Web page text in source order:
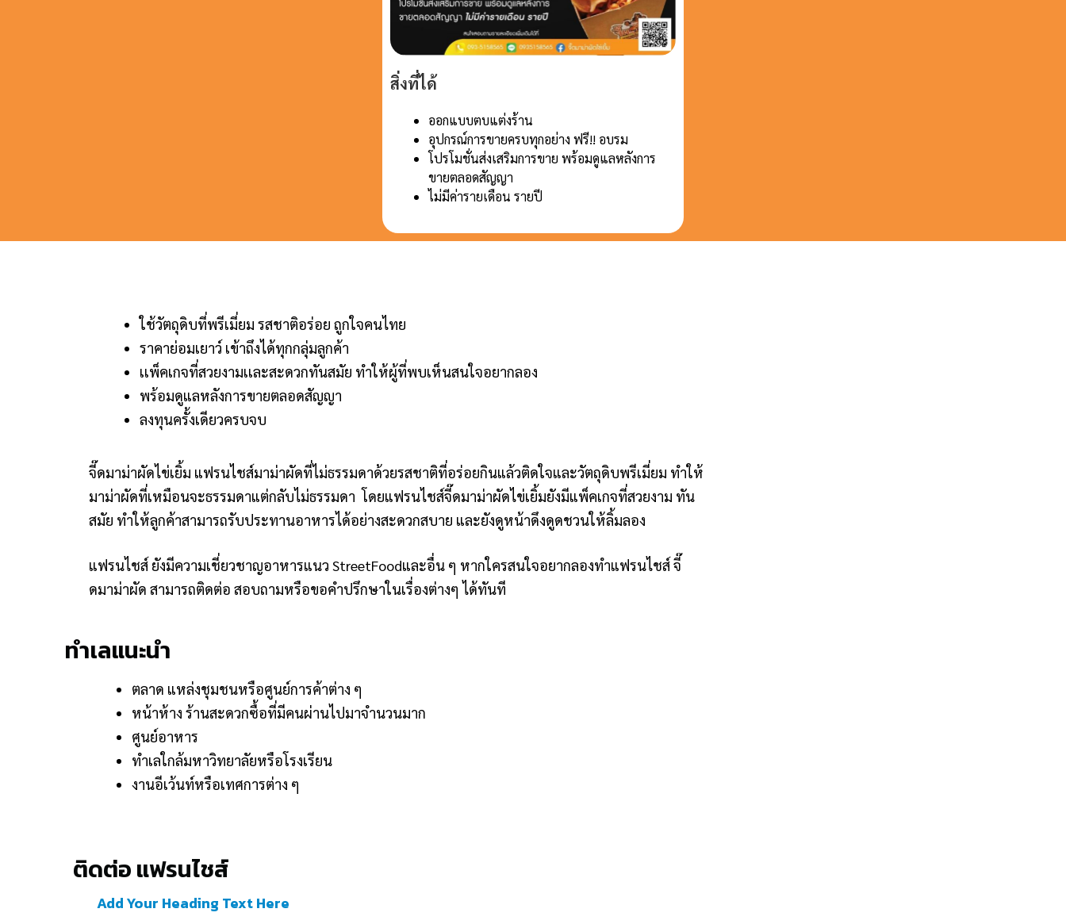
สิ่งที่ได้
ออกแบบตบแต่งร้าน
อุปกรณ์การขายครบทุกอย่าง ฟรี!! อบรม
โปรโมชั่นส่งเสริมการขาย พร้อมดูแลหลังการ
ขายตลอดสัญญา
ไม่มีค่ารายเดือน รายปี
ใช้วัตถุดิบที่พรีเมี่ยม รสชาติอร่อย ถูกใจคนไทย
ราคาย่อมเยาว์ เข้าถึงได้ทุกกลุ่มลูกค้า
เเพ็คเกจที่สวยงามเเละสะดวกทันสมัย ทำให้ผู้ที่พบเห็นสนใจอยากลอง
พร้อมดูแลหลังการขายตลอดสัญญา
ลงทุนครั้งเดียวครบจบ
จี๊ดมาม่าผัดไข่เยิ้ม แฟรนไชส์มาม่าผัดที่ไม่ธรรมดาด้วยรสชาติที่อร่อยกินแล้วติดใจและวัตถุดิบพรีเมี่ยม ทำให้
มาม่าผัดที่เหมือนจะธรรมดาแต่กลับไม่ธรรมดา โดยแฟรนไชส์จี๊ดมาม่าผัดไข่เยิ้มยังมีแพ็คเกจที่สวยงาม ทัน
สมัย ทำให้ลูกค้าสามารถรับประทานอาหารได้อย่างสะดวกสบาย และยังดูหน้าดึงดูดชวนให้ลิ้มลอง
แฟรนไชส์ ยังมีความเชี่ยวชาญอาหารแนว StreetFoodและอื่น ๆ หากใครสนใจอยากลองทำแฟรนไชส์ จี๊
ดมาม่าผัด สามารถติดต่อ สอบถามหรือขอคำปรึกษาในเรื่องต่างๆ ได้ทันที
ทำเลแนะนำ
ตลาด แหล่งชุมชนหรือศูนย์การค้าต่าง ๆ
หน้าห้าง ร้านสะดวกซื้อที่มีคนผ่านไปมาจำนวนมาก
ศูนย์อาหาร
ทำเลใกล้มหาวิทยาลัยหรือโรงเรียน
งานอีเว้นท์หรือเทศการต่าง ๆ
ติดต่อ แฟรนไชส์
Add Your Heading Text Here